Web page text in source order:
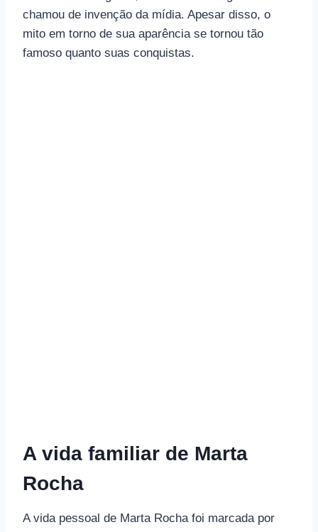
chamou de invenção da mídia. Apesar disso, o
mito em torno de sua aparência se tornou tão
famoso quanto suas conquistas.
A vida familiar de Marta
Rocha
A vida pessoal de Marta Rocha foi marcada por